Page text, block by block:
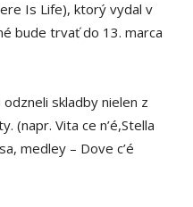
Is Life), ktorý vydal v
bude trvať do 13. marca
skladby nielen z
(napr. Vita ce n’é,Stella
medley – Dove c’é